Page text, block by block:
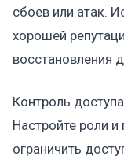
сбоев или атак.
хорошей
восстановления
Контроль
Настройте роли
ограничить